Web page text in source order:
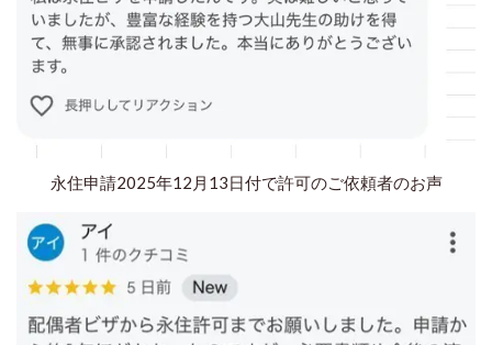
永住申請2025年12月13日付で許可のご依頼者のお声